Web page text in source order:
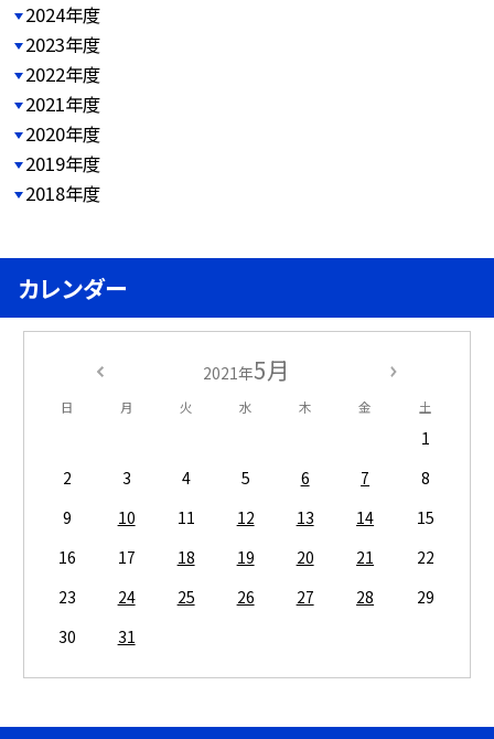
2024年度
2023年度
2022年度
2021年度
2020年度
2019年度
2018年度
カレンダー
2021年5月
日 月 火 水 木 金 土
1
2
3 4 5 6 7
8
9
10 11 12 13 14
15
16
17 18 19 20 21
22
23
24 25 26 27 28
29
30
31